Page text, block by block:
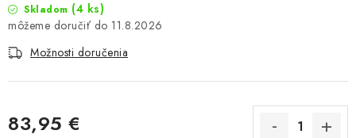
Skladom (4 ks)
11.8.2026
Možnosti doručenia
83,95 €